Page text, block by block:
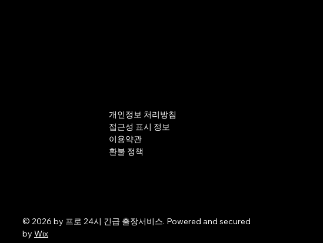
개인정보 처리방침
접근성 표시 정보
이용약관
환불 정책
© 2026 by 프로 24시 긴급 출장서비스. Powered and secured
by Wix